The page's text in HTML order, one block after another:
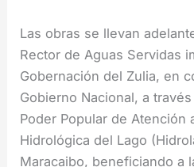
Las obras se llevan
Rector de Aguas Servidas
Gobernación del Zulia, en
Gobierno Nacional, a
Poder Popular de Atención
Hidrológica del Lago
Maracaibo, beneficiando a